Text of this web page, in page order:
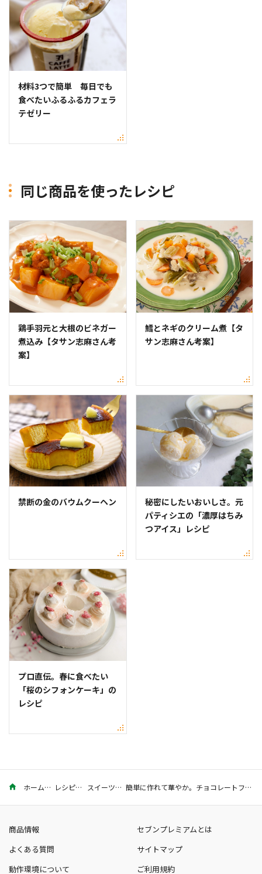
材料3つで簡単 毎日でも
食べたいふるふるカフェラ
テゼリー
同じ商品を使ったレシピ
鶏手羽元と大根のビネガー
煮込み【タサン志麻さん考
案】
鱈とネギのクリーム煮【タ
サン志麻さん考案】
禁断の金のバウムクーヘン
秘密にしたいおいしさ。元
パティシエの「濃厚はちみ
つアイス」レシピ
プロ直伝。春に食べたい
「桜のシフォンケーキ」の
レシピ
ホーム レシピ スイーツ 簡単に作れて華やか。チョコレートフォンデュのレシピ
商品情報
セブンプレミアムとは
よくある質問
サイトマップ
動作環境について
ご利用規約